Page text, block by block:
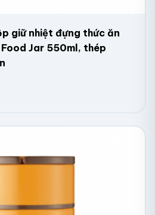
giữ nhiệt đựng thức ăn
Jar 550ml, thép